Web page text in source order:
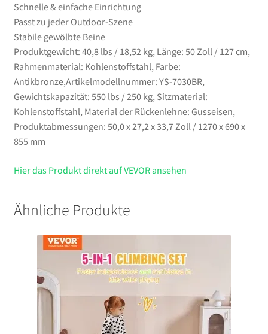
Schnelle & einfache Einrichtung
Passt zu jeder Outdoor-Szene
Stabile gewölbte Beine
Produktgewicht: 40,8 lbs / 18,52 kg, Länge: 50 Zoll / 127 cm,
Rahmenmaterial: Kohlenstoffstahl, Farbe:
Antikbronze,Artikelmodellnummer: YS-7030BR,
Gewichtskapazität: 550 lbs / 250 kg, Sitzmaterial:
Kohlenstoffstahl, Material der Rückenlehne: Gusseisen,
Produktabmessungen: 50,0 x 27,2 x 33,7 Zoll / 1270 x 690 x
855 mm
Hier das Produkt direkt auf VEVOR ansehen
Ähnliche Produkte